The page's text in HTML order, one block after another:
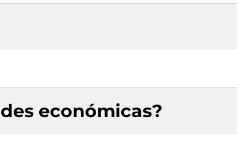
económicas?